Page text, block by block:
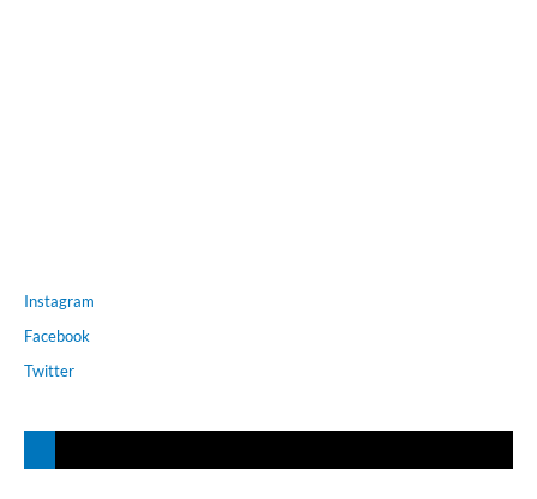
Instagram
Facebook
Twitter